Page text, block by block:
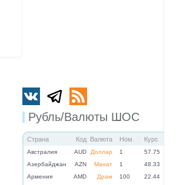
Рубль/Валюты ШОС
Страна Код Валюта Ном. Курс
Австралия AUD Доллар 1
57.75
Азербайджан
AZN Манат 1
48.33
Армения
AMD Драм 100
22.44